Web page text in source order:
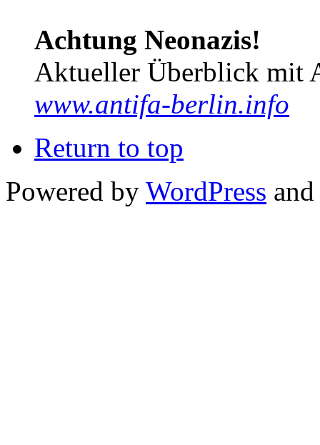
Achtung Neonazis!
Aktueller Überblick mit
www.antifa-berlin.info
Return to top
Powered by WordPress